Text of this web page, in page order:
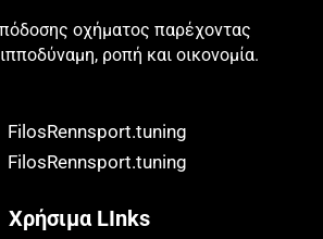
οχήματος παρέχοντας
ροπή και οικονομία.
FilosRennsport.tuning
FilosRennsport.tuning
Χρήσιμα LInks